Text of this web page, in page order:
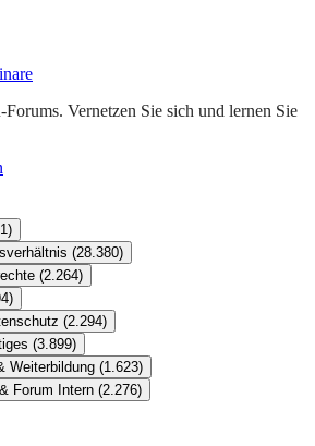
Vernetzen Sie sich und lernen Sie
)
(28.380)
(2.264)
)
(2.294)
(3.899)
Weiterbildung (1.623)
Forum Intern (2.276)